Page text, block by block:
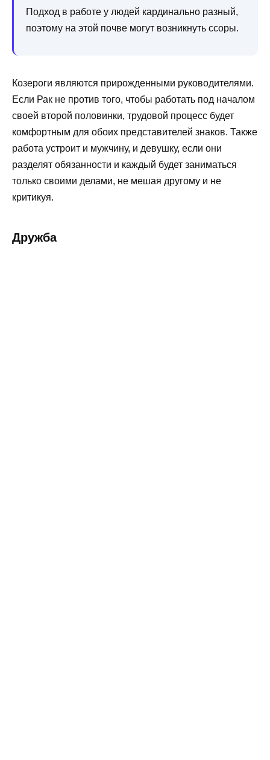
Подход в работе у людей кардинально разный,
поэтому на этой почве могут возникнуть ссоры.
Козероги являются прирожденными руководителями.
Если Рак не против того, чтобы работать под началом
своей второй половинки, трудовой процесс будет
комфортным для обоих представителей знаков. Также
работа устроит и мужчину, и девушку, если они
разделят обязанности и каждый будет заниматься
только своими делами, не мешая другому и не
критикуя.
Дружба